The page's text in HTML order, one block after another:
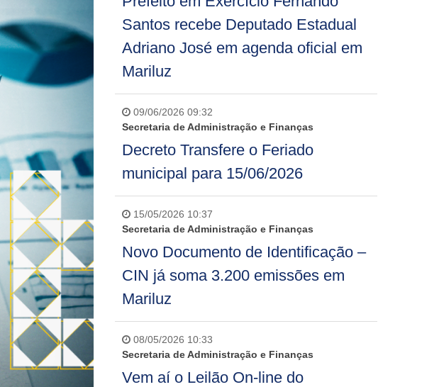
Santos recebe Deputado Estadual
Adriano José em agenda oficial em
Mariluz
09/06/2026 09:32
Secretaria de Administração e Finanças
Decreto Transfere o Feriado
municipal para 15/06/2026
15/05/2026 10:37
Secretaria de Administração e Finanças
Novo Documento de Identificação –
CIN já soma 3.200 emissões em
Mariluz
08/05/2026 10:33
Secretaria de Administração e Finanças
Vem aí o Leilão On-line do